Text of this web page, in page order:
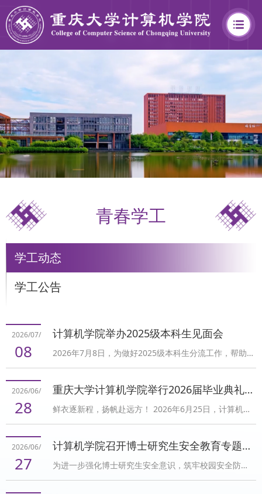
学
院
青春学工
学工动态
学工公告
2026/07/
08
计算机学院举办2025级本科生见面会
2026年7月8日，为做好2025级本科生分流工作，帮助
分流学生深入了解学院发展脉络与专业培养体系，更好
A校园民主湖报告厅举办2025级本科生见面会。计算机
学院党委副书记秦四齐、副院长郑林江、计算机科学系
主任李佳、信息安全系主任周庆、教务办公室教务老师
生参加见面会。见面会由秦四齐主持。郑林江首先对分
流选择计算机学院...
2026/06/
28
重庆大学计算机学院举行2026届毕业典礼暨授位仪式
鲜衣逐新程，扬帆赴远方！ 2026年6月25日，计算机学
院于重庆大学科学城校区（虎溪校园）小剧场隆重举办
员会主席廖晓峰，党委书记杨守鸿，副院长郭松涛、郑
林江，青年教师代表黎勇，学位评定分委员会委员以及
学生工作办公室辅导员出席，2026届全体毕业生参加。
2026/06/
27
计算机学院召开博士研究生安全教育专题年级大会
为进一步强化博士研究生安全意识，筑牢校园安全防
线，计算机学院于6月26日上午10：30在B413召开博士